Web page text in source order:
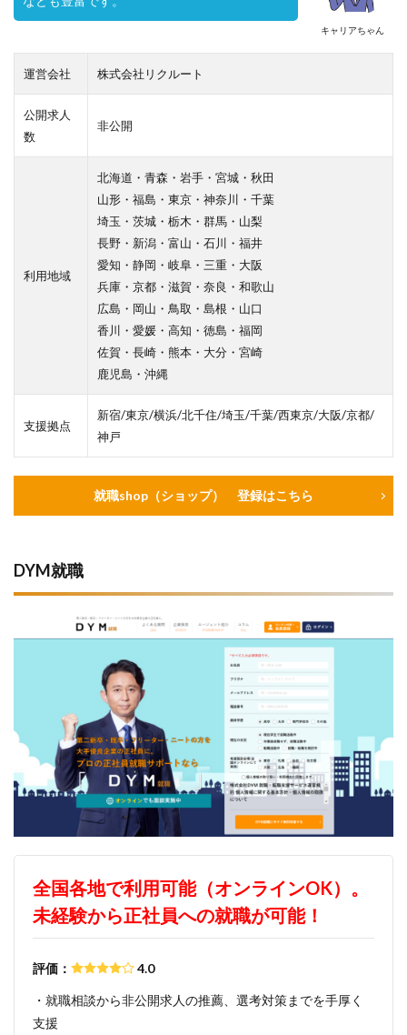
キャリアちゃん
運営会社 株式会社リクルート
公開求人
数
非公開
利用地域
北海道・青森・岩手・宮城・秋田
山形・福島・東京・神奈川・千葉
埼玉・茨城・栃木・群馬・山梨
長野・新潟・富山・石川・福井
愛知・静岡・岐阜・三重・大阪
兵庫・京都・滋賀・奈良・和歌山
広島・岡山・鳥取・島根・山口
香川・愛媛・高知・徳島・福岡
佐賀・長崎・熊本・大分・宮崎
鹿児島・沖縄
支援拠点
新宿/東京/横浜/北千住/埼玉/千葉/西東京/大阪/京都/
神戸
就職shop（ショップ） 登録はこちら
DYM就職
全国各地で利用可能（オンラインOK）。
未経験から正社員への就職が可能！
評価： 4.0
・就職相談から非公開求人の推薦、選考対策までを手厚く
支援